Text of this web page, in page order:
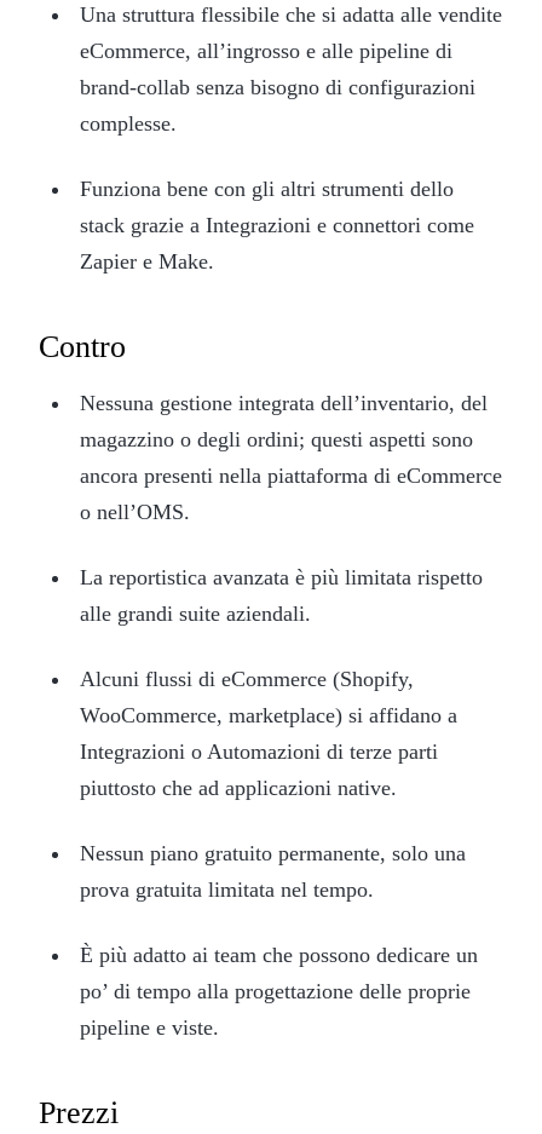
Una struttura flessibile che si adatta alle vendite
eCommerce, all’ingrosso e alle pipeline di
brand-collab senza bisogno di configurazioni
complesse.
Funziona bene con gli altri strumenti dello
stack grazie a Integrazioni e connettori come
Zapier e Make.
Contro
Nessuna gestione integrata dell’inventario, del
magazzino o degli ordini; questi aspetti sono
ancora presenti nella piattaforma di eCommerce
o nell’OMS.
La reportistica avanzata è più limitata rispetto
alle grandi suite aziendali.
Alcuni flussi di eCommerce (Shopify,
WooCommerce, marketplace) si affidano a
Integrazioni o Automazioni di terze parti
piuttosto che ad applicazioni native.
Nessun piano gratuito permanente, solo una
prova gratuita limitata nel tempo.
È più adatto ai team che possono dedicare un
po’ di tempo alla progettazione delle proprie
pipeline e viste.
Prezzi